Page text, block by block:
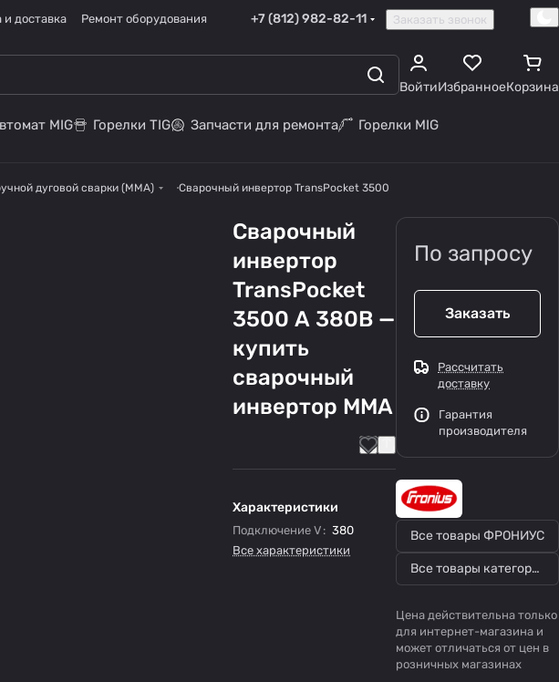
и доставка Ремонт оборудования +7 (812) 982-82-11 Заказать звонок
ВойтиИзбранноеКорзина
MIG Горелки TIG Запчасти для ремонта Горелки MIG
дуговой сварки (MMA) Сварочный инвертор TransPocket 3500
Сварочный
инвертор
TransPocket
3500 А 380В —
купить
сварочный
инвертор MMA
Характеристики
Подключение V : 380
Все характеристики
По запросу
Заказать
Рассчитать
доставку
Гарантия
производителя
Все товары ФРОНИУС
Все товары категории
Цена действительна только
для интернет-магазина и
может отличаться от цен в
розничных магазинах